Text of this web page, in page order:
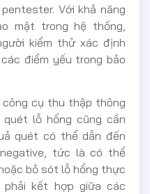
Với khả năng
mật trong hệ thống,
kiểm thử xác định
điểm yếu trong bảo
công cụ thu thập thông
lỗ hổng cũng cần
quét có thể dẫn đến
tức là có thể
bỏ sót lỗ hổng thực
kết hợp giữa các